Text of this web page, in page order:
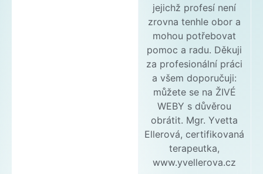
jejichž profesí není
zrovna tenhle obor a
mohou potřebovat
pomoc a radu. Děkuji
za profesionální práci
a všem doporučuji:
můžete se na ŽIVÉ
WEBY s důvěrou
obrátit. Mgr. Yvetta
Ellerová, certifikovaná
terapeutka,
www.yvellerova.cz